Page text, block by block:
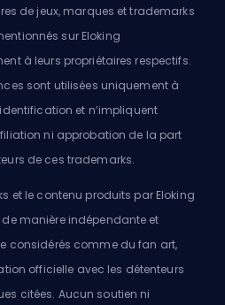
de jeux, marques et trademarks
sur Eloking
à leurs propriétaires respectifs.
sont utilisées uniquement à
et n’impliquent
ni approbation de la part
de ces trademarks.
et le contenu produits par Eloking
de manière indépendante et
considérés comme du fan art,
officielle avec les détenteurs
citées. Aucun soutien ni